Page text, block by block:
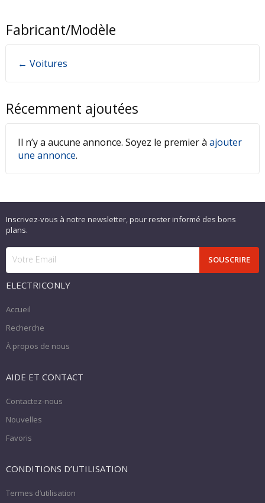
Fabricant/Modèle
← Voitures
Récemment ajoutées
Il n’y a aucune annonce. Soyez le premier à ajouter
une annonce.
Inscrivez-vous à notre newsletter, pour rester informé des bons
plans.
ELECTRICONLY
Accueil
Recherche
À propos de nous
AIDE ET CONTACT
Contactez-nous
Nouvelles
Favoris
CONDITIONS D’UTILISATION
Termes d’utilisation